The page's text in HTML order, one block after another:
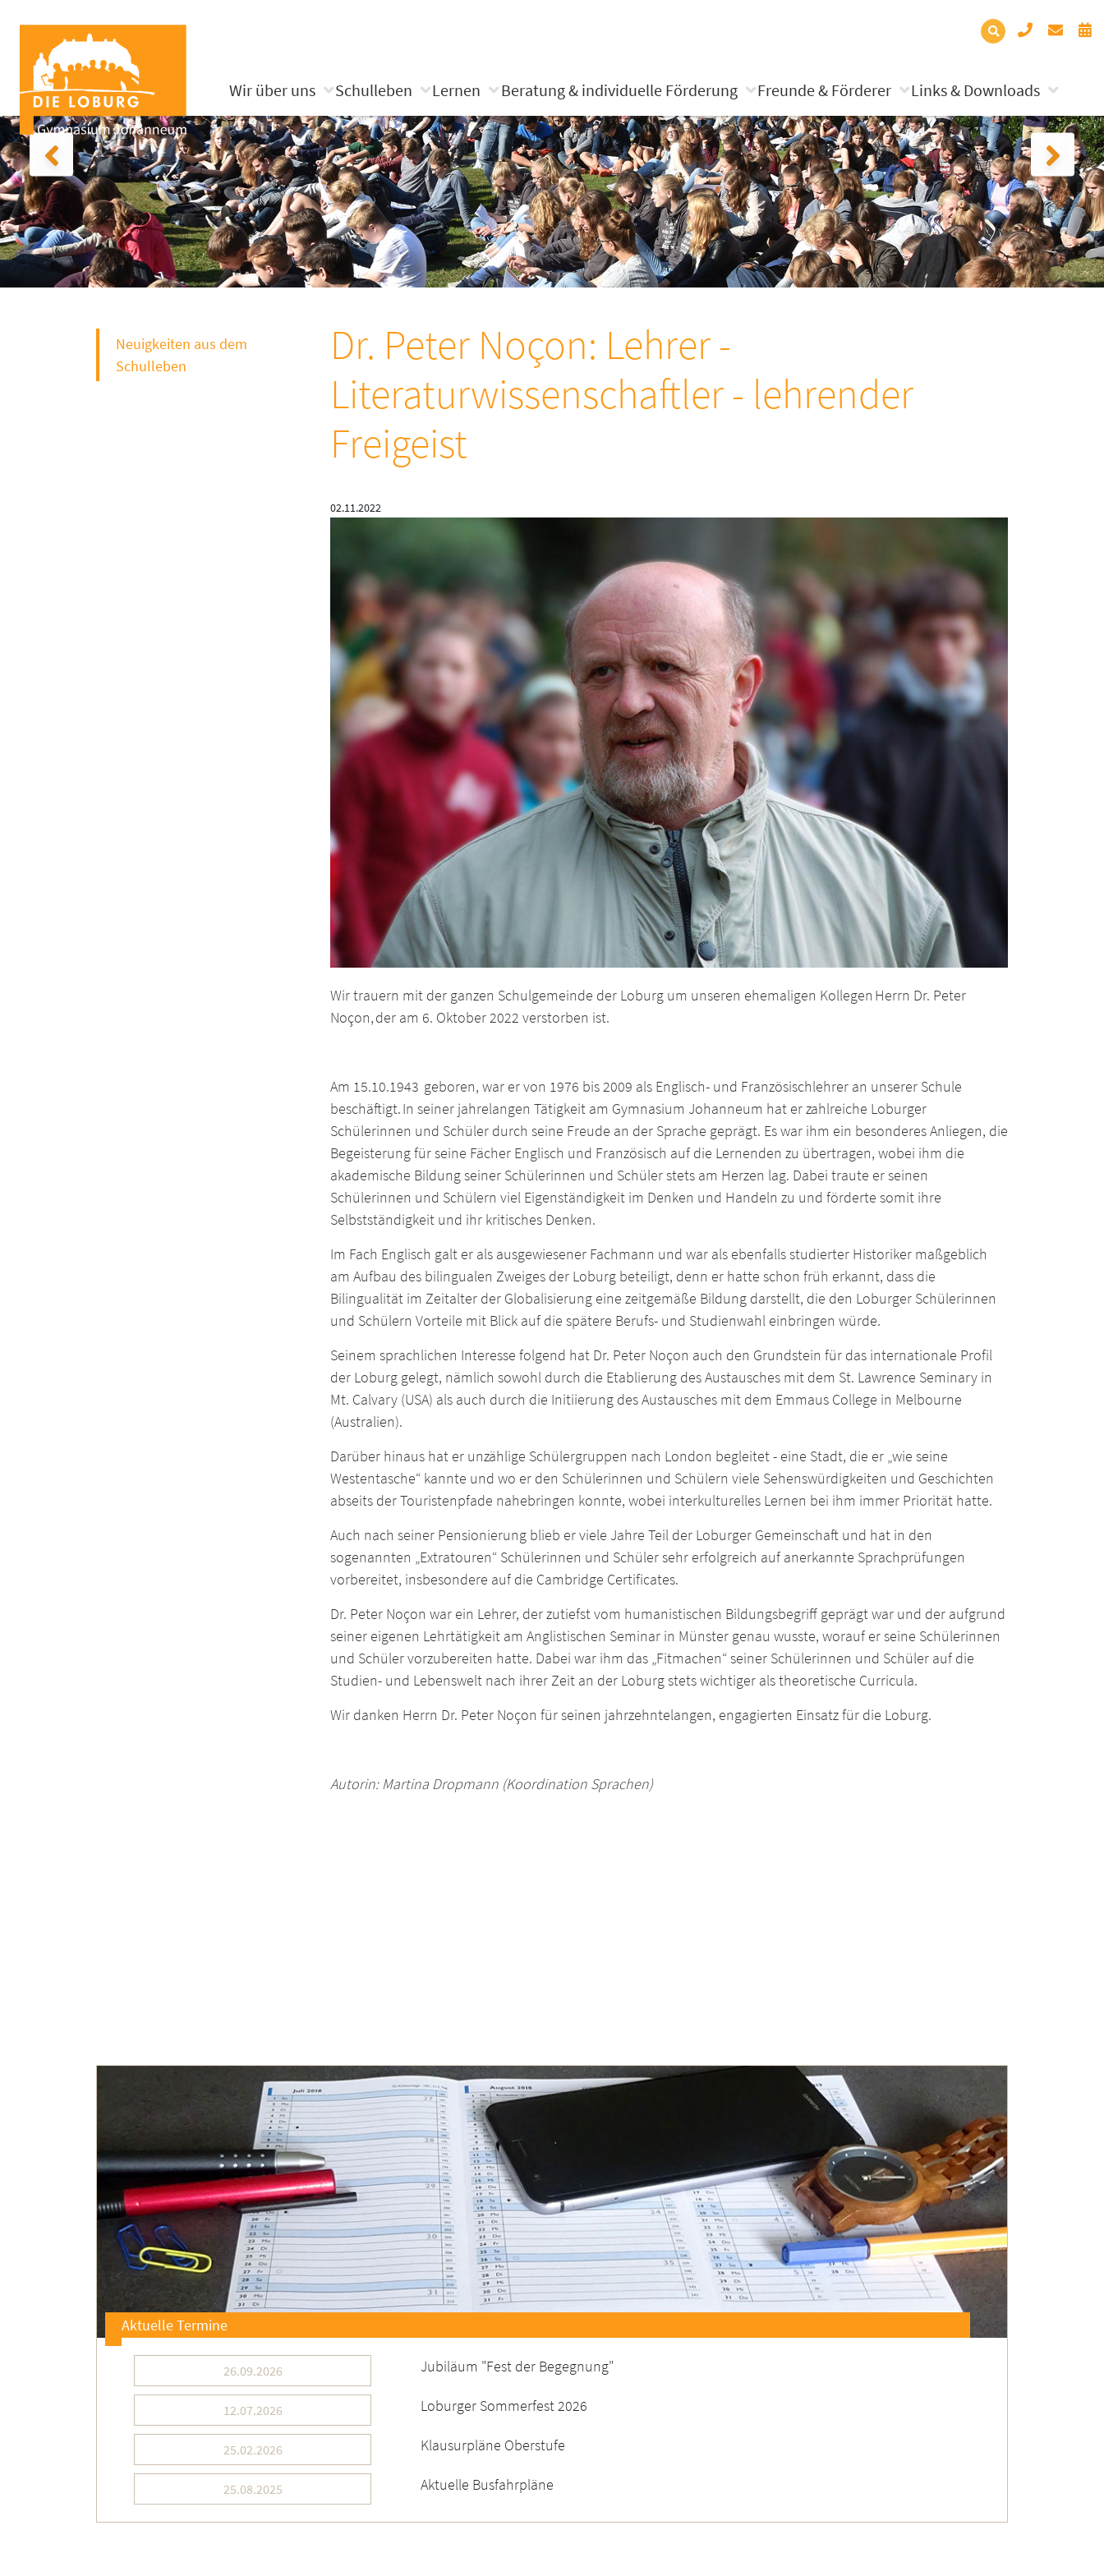
Wir über uns Schulleben Lernen Beratung & individuelle Förderung Freunde & Förderer Links & Downloads
Neuigkeiten aus dem
Schulleben
Dr. Peter Noçon: Lehrer -
Literaturwissenschaftler - lehrender
Freigeist
02.11.2022
Wir trauern mit der ganzen Schulgemeinde der Loburg um unseren ehemaligen Kollegen Herrn Dr. Peter
Noçon, der am 6. Oktober 2022 verstorben ist.
Am 15.10.1943 geboren, war er von 1976 bis 2009 als Englisch- und Französischlehrer an unserer Schule
beschäftigt. In seiner jahrelangen Tätigkeit am Gymnasium Johanneum hat er zahlreiche Loburger
Schülerinnen und Schüler durch seine Freude an der Sprache geprägt. Es war ihm ein besonderes Anliegen, die
Begeisterung für seine Fächer Englisch und Französisch auf die Lernenden zu übertragen, wobei ihm die
akademische Bildung seiner Schülerinnen und Schüler stets am Herzen lag. Dabei traute er seinen
Schülerinnen und Schülern viel Eigenständigkeit im Denken und Handeln zu und förderte somit ihre
Selbstständigkeit und ihr kritisches Denken.
Im Fach Englisch galt er als ausgewiesener Fachmann und war als ebenfalls studierter Historiker maßgeblich
am Aufbau des bilingualen Zweiges der Loburg beteiligt, denn er hatte schon früh erkannt, dass die
Bilingualität im Zeitalter der Globalisierung eine zeitgemäße Bildung darstellt, die den Loburger Schülerinnen
und Schülern Vorteile mit Blick auf die spätere Berufs- und Studienwahl einbringen würde.
Seinem sprachlichen Interesse folgend hat Dr. Peter Noçon auch den Grundstein für das internationale Profil
der Loburg gelegt, nämlich sowohl durch die Etablierung des Austausches mit dem St. Lawrence Seminary in
Mt. Calvary (USA) als auch durch die Initiierung des Austausches mit dem Emmaus College in Melbourne
(Australien).
Darüber hinaus hat er unzählige Schülergruppen nach London begleitet - eine Stadt, die er „wie seine
Westentasche“ kannte und wo er den Schülerinnen und Schülern viele Sehenswürdigkeiten und Geschichten
abseits der Touristenpfade nahebringen konnte, wobei interkulturelles Lernen bei ihm immer Priorität hatte.
Auch nach seiner Pensionierung blieb er viele Jahre Teil der Loburger Gemeinschaft und hat in den
sogenannten „Extratouren“ Schülerinnen und Schüler sehr erfolgreich auf anerkannte Sprachprüfungen
vorbereitet, insbesondere auf die Cambridge Certificates.
Dr. Peter Noçon war ein Lehrer, der zutiefst vom humanistischen Bildungsbegriff geprägt war und der aufgrund
seiner eigenen Lehrtätigkeit am Anglistischen Seminar in Münster genau wusste, worauf er seine Schülerinnen
und Schüler vorzubereiten hatte. Dabei war ihm das „Fitmachen“ seiner Schülerinnen und Schüler auf die
Studien- und Lebenswelt nach ihrer Zeit an der Loburg stets wichtiger als theoretische Curricula.
Wir danken Herrn Dr. Peter Noçon für seinen jahrzehntelangen, engagierten Einsatz für die Loburg.
Autorin: Martina Dropmann (Koordination Sprachen)
Aktuelle Termine
26.09.2026 Jubiläum "Fest der Begegnung"
12.07.2026 Loburger Sommerfest 2026
25.02.2026 Klausurpläne Oberstufe
25.08.2025 Aktuelle Busfahrpläne